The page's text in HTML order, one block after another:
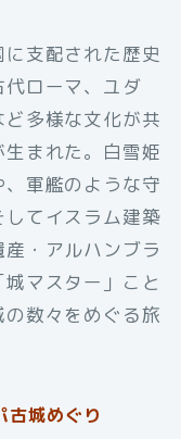
支配された歴史
ローマ、ユダ
多様な文化が共
まれた。白雪姫
軍艦のような守
てイスラム建築
・アルハンブラ
マスター」こと
数々をめぐる旅
古城めぐり